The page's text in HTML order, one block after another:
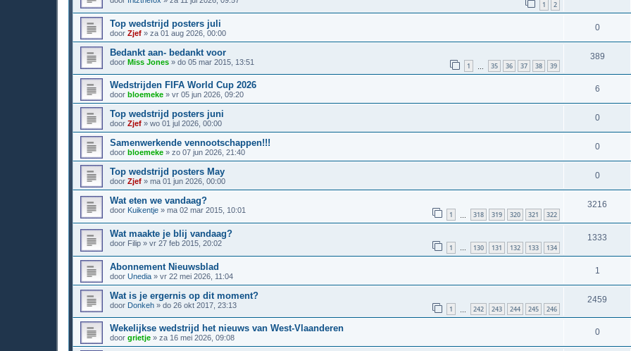
1 2
Top wedstrijd posters juli
door Zjef » za 01 aug 2026, 00:00
0
Bedankt aan- bedankt voor
door Miss Jones » do 05 mar 2015, 13:51 1 35 36 37 38 39
389
Wedstrijden FIFA World Cup 2026
door bloemeke » vr 05 jun 2026, 09:20
6
Top wedstrijd posters juni
door Zjef » wo 01 jul 2026, 00:00
0
Samenwerkende vennootschappen!!!
door bloemeke » zo 07 jun 2026, 21:40
0
Top wedstrijd posters May
door Zjef » ma 01 jun 2026, 00:00
0
Wat eten we vandaag?
door Kuikentje » ma 02 mar 2015, 10:01 1 318 319 320 321 322
3216
Wat maakte je blij vandaag?
door Filip » vr 27 feb 2015, 20:02 1 … 130 131 132 133 134
1333
Abonnement Nieuwsblad
door Unedia » vr 22 mei 2026, 11:04
1
Wat is je ergernis op dit moment?
door Donkeh » do 26 okt 2017, 23:13 1 242 243 244 245 246
2459
Wekelijkse wedstrijd het nieuws van West-Vlaanderen
door grietje » za 16 mei 2026, 09:08
0